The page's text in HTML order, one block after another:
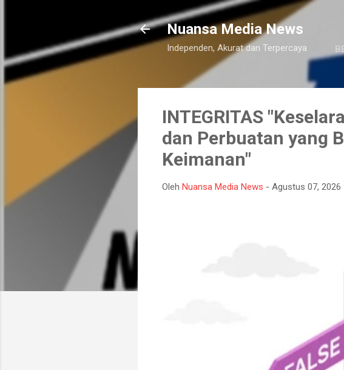
Nuansa Media News
Independen, Akurat dan Terpercaya
INTEGRITAS
dan Perbuatan yang
Keimanan"
Oleh Nuansa Media News - Agustus 07, 2026